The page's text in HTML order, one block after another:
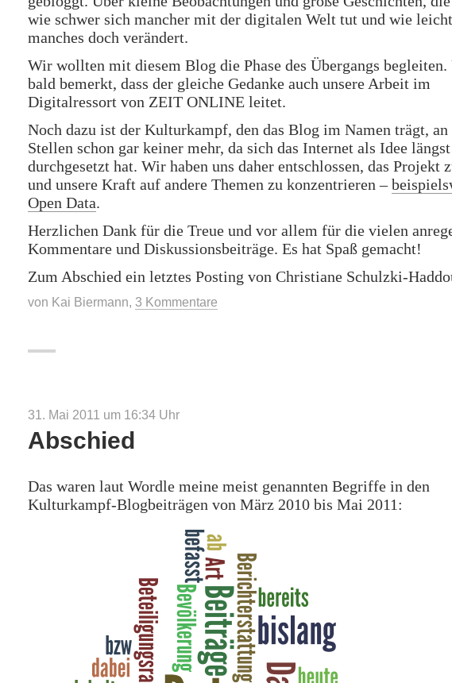
wie schwer sich mancher mit der digitalen Welt tut und wie
manches doch verändert.
Wir wollten mit diesem Blog die Phase des Übergangs begleiten.
bald bemerkt, dass der gleiche Gedanke auch unsere Arbeit im
Digitalressort von ZEIT ONLINE leitet.
Noch dazu ist der Kulturkampf, den das Blog im Namen trägt,
Stellen schon gar keiner mehr, da sich das Internet als Idee längst
durchgesetzt hat. Wir haben uns daher entschlossen, das Projekt
und unsere Kraft auf andere Themen zu konzentrieren –
Open Data.
Herzlichen Dank für die Treue und vor allem für die vielen
Kommentare und Diskussionsbeiträge. Es hat Spaß gemacht!
Zum Abschied ein letztes Posting von Christiane Schulzki-
von Kai Biermann, 3 Kommentare
31. Mai 2011 um 16:34 Uhr
Abschied
Das waren laut Wordle meine meist genannten Begriffe in den
Kulturkampf-Blogbeiträgen von März 2010 bis Mai 2011: